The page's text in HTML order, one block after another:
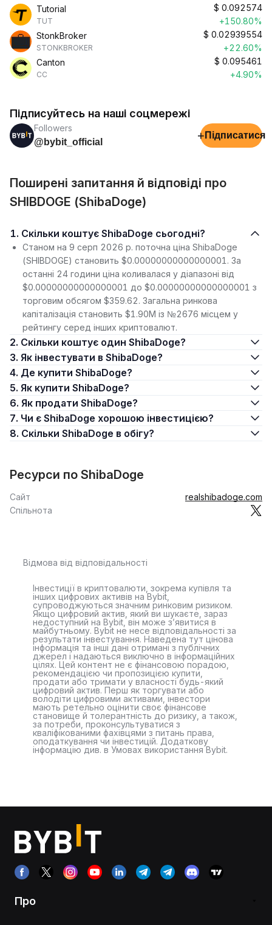
Tutorial
TUT
$ 0.092574
+150.80%
StonkBroker
STONKBROKER
$ 0.02939554
+22.60%
Canton
CC
$ 0.095461
+4.90%
Підписуйтесь на наші соцмережі
Followers
@bybit_official
+ Підписатися
Поширені запитання й відповіді про
SHIBDOGE (ShibaDoge)
1. Скільки коштує ShibaDoge сьогодні?
Станом на 9 серп 2026 р. поточна ціна ShibaDoge
(SHIBDOGE) становить $0.00000000000000001. За
останні 24 години ціна коливалася у діапазоні від
$0.00000000000000001 до $0.00000000000000001 з
торговим обсягом $359.62. Загальна ринкова
капіталізація становить $1.90M із №2676 місцем у
рейтингу серед інших криптовалют.
2. Скільки коштує один ShibaDoge?
3. Як інвестувати в ShibaDoge?
4. Де купити ShibaDoge?
5. Як купити ShibaDoge?
6. Як продати ShibaDoge?
7. Чи є ShibaDoge хорошою інвестицією?
8. Скільки ShibaDoge в обігу?
Ресурси по ShibaDoge
Сайт
realshibadoge.com
Спільнота
Відмова від відповідальності
Інвестиції в криптовалюти, зокрема купівля та
інших цифрових активів на Bybit,
супроводжуються значним ринковим ризиком.
Якщо цифровий актив, який ви шукаєте, зараз
недоступний на Bybit, він може з’явитися в
майбутньому. Bybit не несе відповідальності за
результати інвестування. Наведена тут цінова
інформація та інші дані отримані з публічних
джерел і надаються виключно в інформаційних
цілях. Цей контент не є фінансовою порадою,
рекомендацією чи пропозицією купити,
продати або тримати у власності будь-який
цифровий актив. Перш як торгувати або
володіти цифровими активами, інвестори
мають ретельно оцінити своє фінансове
становище й толерантність до ризику, а також,
за потреби, проконсультуватися з
кваліфікованими фахівцями з питань права,
оподаткування чи інвестицій. Додаткову
інформацію див. в Умовах використання Bybit.
Про